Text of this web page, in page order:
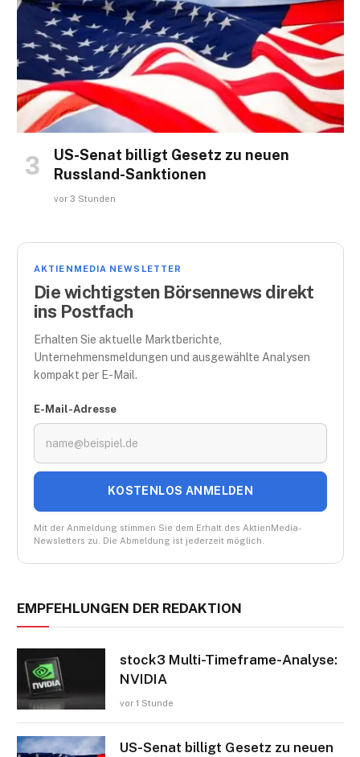
US-Senat billigt Gesetz zu neuen
Russland-Sanktionen
vor 3 Stunden
AKTIENMEDIA NEWSLETTER
Die wichtigsten Börsennews direkt
ins Postfach
Erhalten Sie aktuelle Marktberichte,
Unternehmensmeldungen und ausgewählte Analysen
kompakt per E-Mail.
E-Mail-Adresse
KOSTENLOS ANMELDEN
Mit der Anmeldung stimmen Sie dem Erhalt des AktienMedia-
Newsletters zu. Die Abmeldung ist jederzeit möglich.
EMPFEHLUNGEN DER REDAKTION
stock3 Multi-Timeframe-Analyse:
NVIDIA
vor 1 Stunde
US-Senat billigt Gesetz zu neuen